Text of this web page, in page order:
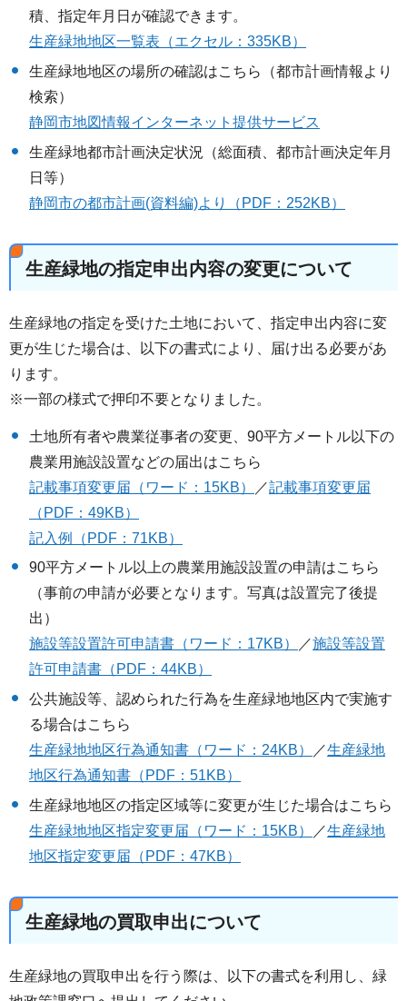
積、指定年月日が確認できます。
生産緑地地区一覧表（エクセル：335KB）
生産緑地地区の場所の確認はこちら（都市計画情報より
検索）
静岡市地図情報インターネット提供サービス
生産緑地都市計画決定状況（総面積、都市計画決定年月
日等）
静岡市の都市計画(資料編)より（PDF：252KB）
生産緑地の指定申出内容の変更について
生産緑地の指定を受けた土地において、指定申出内容に変
更が生じた場合は、以下の書式により、届け出る必要があ
ります。
※一部の様式で押印不要となりました。
土地所有者や農業従事者の変更、90平方メートル以下の
農業用施設設置などの届出はこちら
記載事項変更届（ワード：15KB）
／記載事項変更届
（PDF：49KB）
記入例（PDF：71KB）
90平方メートル以上の農業用施設設置の申請はこちら
（事前の申請が必要となります。写真は設置完了後提
出）
施設等設置許可申請書（ワード：17KB）
／施設等設置
許可申請書（PDF：44KB）
公共施設等、認められた行為を生産緑地地区内で実施す
る場合はこちら
生産緑地地区行為通知書（ワード：24KB）
／生産緑地
地区行為通知書（PDF：51KB）
生産緑地地区の指定区域等に変更が生じた場合はこちら
生産緑地地区指定変更届（ワード：15KB）
／生産緑地
地区指定変更届（PDF：47KB）
生産緑地の買取申出について
生産緑地の買取申出を行う際は、以下の書式を利用し、緑